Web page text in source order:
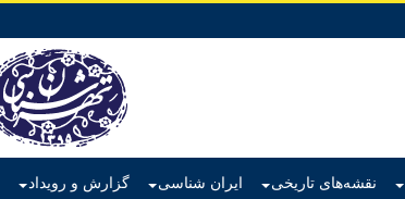
نقشه‌های تاریخی ایران شناسی گزارش و رویداد